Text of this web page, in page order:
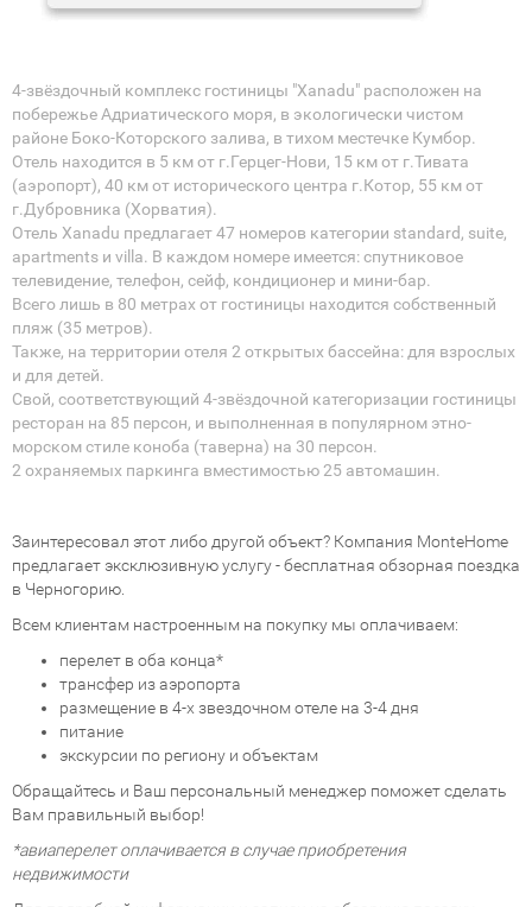
4-звёздочный комплекс гостиницы "Xanadu" расположен на
побережье Адриатического моря, в экологически чистом
районе Боко-Которского залива, в тихом местечке Кумбор.
Отель находится в 5 км от г.Герцег-Нови, 15 км от г.Тивата
(аэропорт), 40 км от исторического центра г.Котор, 55 км от
г.Дубровника (Хорватия).
Отель Xanadu предлагает 47 номеров категории standard, suite,
apartments и villa. В каждом номере имеется: спутниковое
телевидение, телефон, сейф, кондиционер и мини-бар.
Всего лишь в 80 метрах от гостиницы находится собственный
пляж (35 метров).
Также, на территории отеля 2 открытых бассейна: для взрослых
и для детей.
Свой, соответствующий 4-звёздочной категоризации гостиницы
ресторан на 85 персон, и выполненная в популярном этно-
морском стиле коноба (таверна) на 30 персон.
2 охраняемых паркинга вместимостью 25 автомашин.
Заинтересовал этот либо другой объект? Компания MonteHome
предлагает эксклюзивную услугу - бесплатная обзорная поездка
в Черногорию.
Всем клиентам настроенным на покупку мы оплачиваем:
перелет в оба конца*
трансфер из аэропорта
размещение в 4-х звездочном отеле на 3-4 дня
питание
экскурсии по региону и объектам
Обращайтесь и Ваш персональный менеджер поможет сделать
Вам правильный выбор!
*авиаперелет оплачивается в случае приобретения
недвижимости